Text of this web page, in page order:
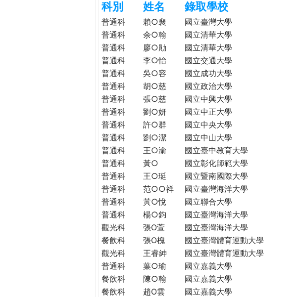
h
e
r
e
科別 姓名 錄取學校
普通科 賴○襄 國立臺灣大學
普通科
余○翰 國立清華大學
普通科
廖○勛 國立清華大學
普通科
李○怡 國立交通大學
普通科
吳○容 國立成功大學
普通科
胡○慈 國立政治大學
普通科
張○慈 國立中興大學
普通科
劉○妍 國立中正大學
普通科
許○群 國立中央大學
普通科
劉○潔 國立中山大學
普通科
王○渝 國立臺中教育大學
普通科
黃○ 國立彰化師範大學
普通科
王○珽 國立暨南國際大學
普通科
范○○祥 國立臺灣海洋大學
普通科
黃○悅 國立聯合大學
普通科
楊○鈞 國立臺灣海洋大學
觀光科
張O萱 國立臺灣海洋大學
餐飲科
張O槐 國立臺灣體育運動大學
觀光科
王睿紳 國立臺灣體育運動大學
普通科
葉○瑜 國立嘉義大學
餐飲科
陳○翰 國立嘉義大學
餐飲科
趙O雲 國立嘉義大學